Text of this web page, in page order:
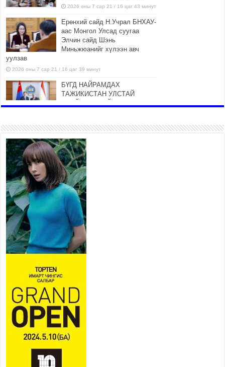
2026 оны 7 сар 21 / 16 цаг 43 минут
Ерөнхий сайд Н.Учрал БНХАУ-
аас Монгол Улсад суугаа
Элчин сайд Шэнь
Миньжюанийг хүлээн авч
уулзав
2026 оны 7 сар 21 / 16 цаг 39 минут
БҮГД НАЙРАМДАХ
ТАЖИКИСТАН УЛСТАЙ
26,992 суралцагч хотхоны бага
сургуульд, 8100 суралцагч
төрөлжсөн ахлах сургуульд
суралцана
2026 оны 7 сар 21 / 13 цаг 43 минут
COP17 хурлын үеэрх замын
хөдөлгөөн, нийтийн тээврийн
зохицуулалт, сургууль,
цэцэрлэг, зах, худалдааны
төвийн ажиллах хуваарийг гаргаж, иргэдэд
мэдээлэхийг үүрэг болголоо
2026 оны 7 сар 21 / 11 цаг 59 минут
Гэр бүлийн хэрэг шүүхэд хянан шийдвэрлэх
тухай хуулиар хүүхдийн дээд ашиг сонирхлыг
нэн тэргүүнд хангахыг баталгаажууллаа
2026 оны 7 сар 21 / 11 цаг 42 минут
Б.Пүрэвдагва: “Туул-1” коллекторыг ашиглалтад
оруулж байж бид гэр хорооллыг барилгажуулна
2026 оны 7 сар 21 / 10 цаг 15 минут
АЖЛЫГ ХҮНД СУРТЛЫГ БУУРУУЛЖ, ИРГЭД,
АЖ АХУЙН НЭГЖИЙН АЧААГ ХЭРХЭН